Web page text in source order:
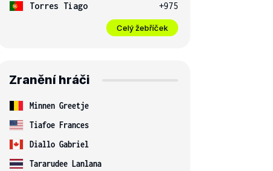
Torres Tiago
+975
Celý žebříček
Zranění hráči
Minnen Greetje
Tiafoe Frances
Diallo Gabriel
Tararudee Lanlana